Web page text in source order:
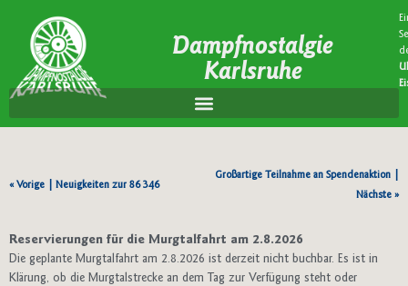
Dampfnostalgie
Karlsruhe
« Vorige | Neuigkeiten zur 86 346
Großartige Teilnahme an Spendenaktion
Nächste »
Reservierungen für die Murgtalfahrt am 2.8.2026
Die geplante Murgtalfahrt am 2.8.2026 ist derzeit nicht buchbar. Es ist in
Klärung, ob die Murgtalstrecke an dem Tag zur Verfügung steht oder